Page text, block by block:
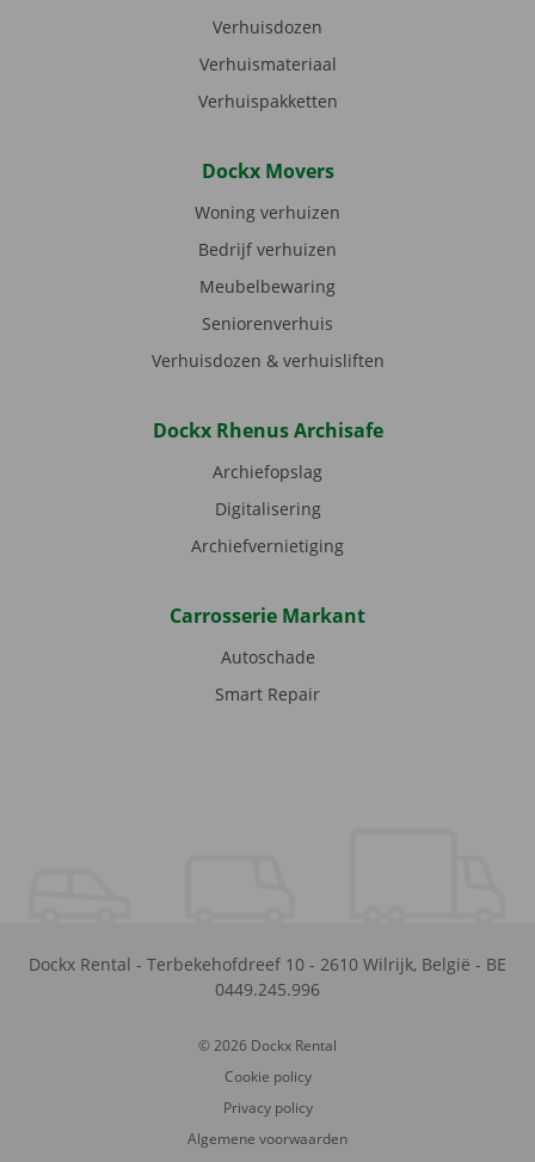
Verhuisdozen
Verhuismateriaal
Verhuispakketten
Dockx Movers
Woning verhuizen
Bedrijf verhuizen
Meubelbewaring
Seniorenverhuis
Verhuisdozen & verhuisliften
Dockx Rhenus Archisafe
Archiefopslag
Digitalisering
Archiefvernietiging
Carrosserie Markant
Autoschade
Smart Repair
Dockx Rental - Terbekehofdreef 10 - 2610 Wilrijk, België - BE
0449.245.996
© 2026 Dockx Rental
Cookie policy
Privacy policy
Algemene voorwaarden